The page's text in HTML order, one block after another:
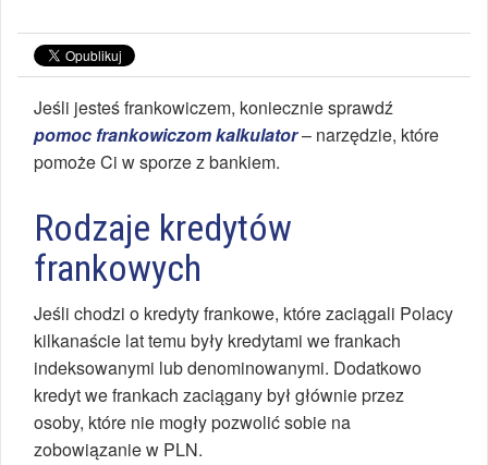
Jeśli jesteś frankowiczem, koniecznie sprawdź
pomoc frankowiczom kalkulator– narzędzie, które
pomoże Ci w sporze z bankiem.
Rodzaje kredytów
frankowych
Jeśli chodzi o kredyty frankowe, które zaciągali Polacy
kilkanaście lat temu były kredytami we frankach
indeksowanymi lub denominowanymi. Dodatkowo
kredyt we frankach zaciągany był głównie przez
osoby, które nie mogły pozwolić sobie na
zobowiązanie w PLN.